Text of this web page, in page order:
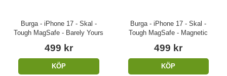
Burga - iPhone 17 - Skal -
Tough MagSafe - Barely Yours
499 kr
KÖP
Burga - iPhone 17 - Skal -
Tough MagSafe - Magnetic
499 kr
KÖP